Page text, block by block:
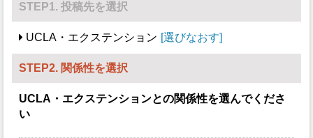
STEP1. 投稿先を選択
UCLA・エクステンション 選びなおす
STEP2. 関係性を選択
UCLA・エクステンションとの関係性を選んでくださ
い